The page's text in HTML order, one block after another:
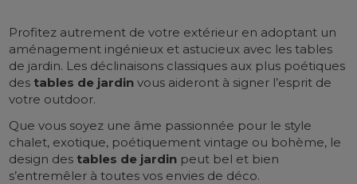
Profitez autrement de votre extérieur en adoptant un
aménagement ingénieux et astucieux avec les tables
de jardin. Les déclinaisons classiques aux plus poétiques
des tables de jardin vous aideront à signer l’esprit de
votre outdoor.
Que vous soyez une âme passionnée pour le style
chalet, exotique, poétiquement vintage ou bohème, le
design des tables de jardin peut bel et bien
s’entremêler à toutes vos envies de déco.